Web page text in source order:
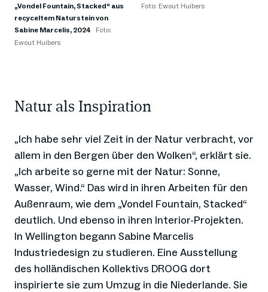
„Vondel Fountain, Stacked“ aus
recyceltem Naturstein von
Sabine Marcelis, 2024
Foto:
Ewout Huibers
Foto: Ewout Huibers
Natur als Inspiration
„Ich habe sehr viel Zeit in der Natur verbracht, vor
allem in den Bergen über den Wolken“, erklärt sie.
„Ich arbeite so gerne mit der Natur: Sonne,
Wasser, Wind.“ Das wird in ihren Arbeiten für den
Außenraum, wie dem „Vondel Fountain, Stacked“
deutlich. Und ebenso in ihren Interior-Projekten.
In Wellington begann Sabine Marcelis
Industriedesign zu studieren. Eine Ausstellung
des holländischen Kollektivs DROOG dort
inspirierte sie zum Umzug in die Niederlande. Sie